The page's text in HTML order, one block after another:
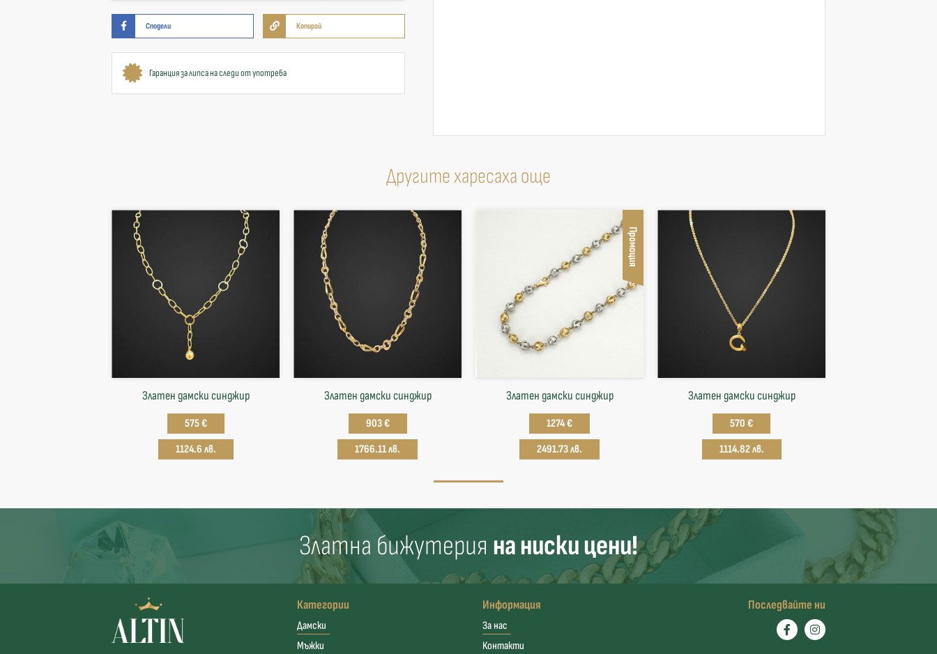
Сподели Копирай
Гаранция за липса на следи от употреба
Другите харесаха още
Златен дамски синджир
575 €
1124.6 лв.
Златен дамски синджир
903 €
1766.11 лв.
Промоция
Златен дамски синджир
1274 €
2491.73 лв.
Златен дамски синджир
570 €
1114.82 лв.
Златна бижутерия на ниски цени!
Категории
Дамски
Мъжки
Информация
За нас
Контакти
Последвайте ни